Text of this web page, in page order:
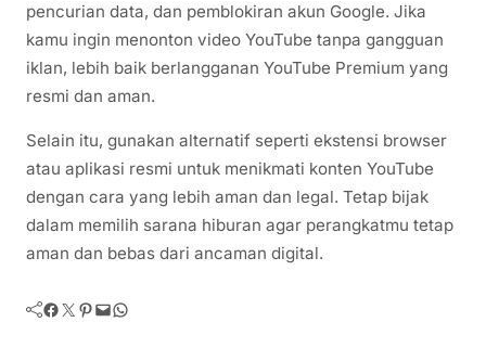
pencurian data, dan pemblokiran akun Google. Jika
kamu ingin menonton video YouTube tanpa gangguan
iklan, lebih baik berlangganan YouTube Premium yang
resmi dan aman.
Selain itu, gunakan alternatif seperti ekstensi browser
atau aplikasi resmi untuk menikmati konten YouTube
dengan cara yang lebih aman dan legal. Tetap bijak
dalam memilih sarana hiburan agar perangkatmu tetap
aman dan bebas dari ancaman digital.
Facebook Twitter Pinterest Mail WhatsApp